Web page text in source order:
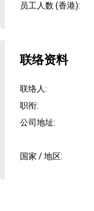
员工人数 (香港):
联络资料
联络人:
职衔:
公司地址:
国家 / 地区: